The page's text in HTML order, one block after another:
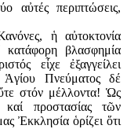
αὐτές περιπτώσεις,
ἡ αὐτοκτονία
κατάφορη βλασφημία
εἶχε ἐξαγγείλει
Πνεύματος δέ
στόν μέλλοντα! Ὡς
προστασίας τῶν
Ἐκκλησία ὁρίζει ὅτι